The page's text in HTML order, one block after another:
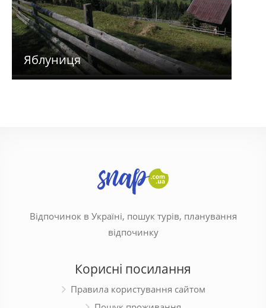
Яблуниця
Відпочинок в Україні, пошук турів, планування
відпочинку
Корисні посилання
Правила користування сайтом